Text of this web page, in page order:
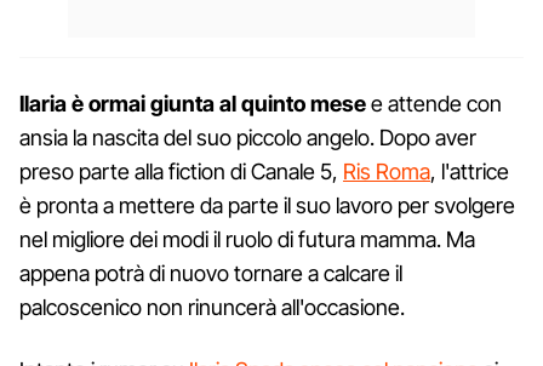
Ilaria è ormai giunta al quinto mesee attende con
ansia la nascita del suo piccolo angelo. Dopo aver
preso parte alla fiction di Canale 5, Ris Roma, l'attrice
è pronta a mettere da parte il suo lavoro per svolgere
nel migliore dei modi il ruolo di futura mamma. Ma
appena potrà di nuovo tornare a calcare il
palcoscenico non rinuncerà all'occasione.